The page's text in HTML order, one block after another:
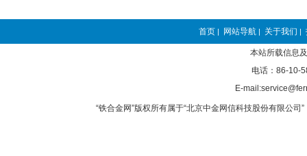
首页 | 网站导航 | 关于我们 |
本站所载信息
电话：86-10-
E-
“铁合金网”版权所有属于“北京中金网信科技股份有限公司